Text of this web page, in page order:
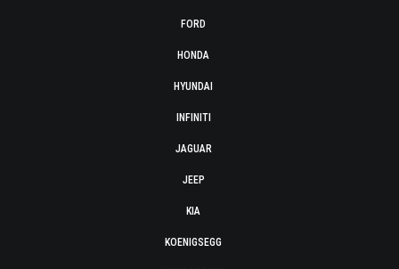
FORD
HONDA
HYUNDAI
INFINITI
JAGUAR
JEEP
KIA
KOENIGSEGG